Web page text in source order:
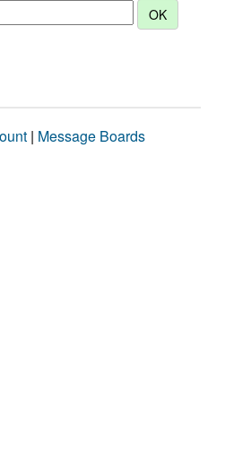
| Message Boards